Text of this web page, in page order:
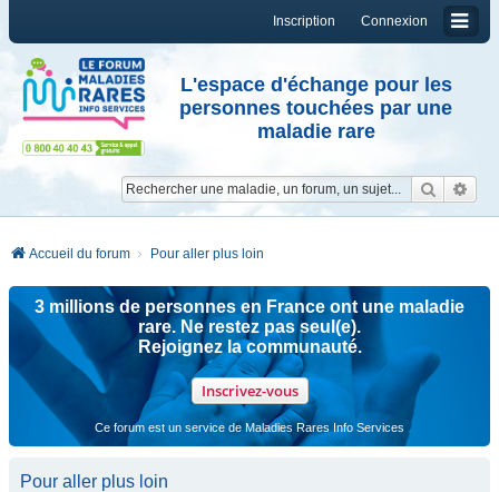
Connexion
Inscription
L'espace d'échange pour les
personnes touchées par une
maladie rare
Accueil du forum Pour aller plus loin
3 millions de personnes en France ont une maladie
rare. Ne restez pas seul(e).
Rejoignez la communauté.
Inscrivez-vous
Ce forum est un service de Maladies Rares Info Services
Pour aller plus loin